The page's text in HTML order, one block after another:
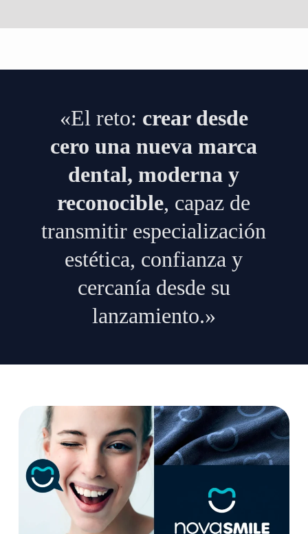
«El reto: crear desde
cero una nueva marca
dental, moderna y
reconocible, capaz de
transmitir especialización
estética, confianza y
cercanía desde su
lanzamiento.»